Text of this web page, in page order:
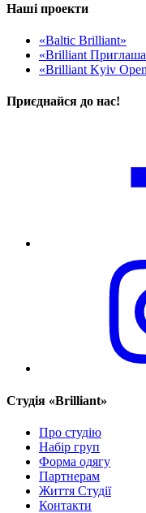
Наші проекти
«Baltic Brilliant»
«Brilliant
«Brilliant Kyiv
Приєднайся до нас!
Cтудія «Brilliant»
Про студію
Набір груп
Форма одягу
Партнерам
Життя Студії
Контакти